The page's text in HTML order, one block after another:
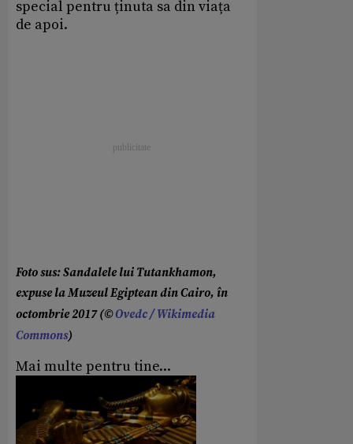
special pentru ținuta sa din viața
de apoi.
Foto sus: Sandalele lui Tutankhamon,
expuse la Muzeul Egiptean din Cairo, în
octombrie 2017 (©Ovedc / Wikimedia
Commons)
Mai multe pentru tine...